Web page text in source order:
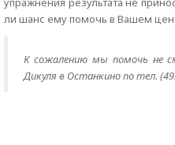
ли шанс ему помочь в Вашем
К сожалению мы помочь не
Дикуля в Останкино по тел.